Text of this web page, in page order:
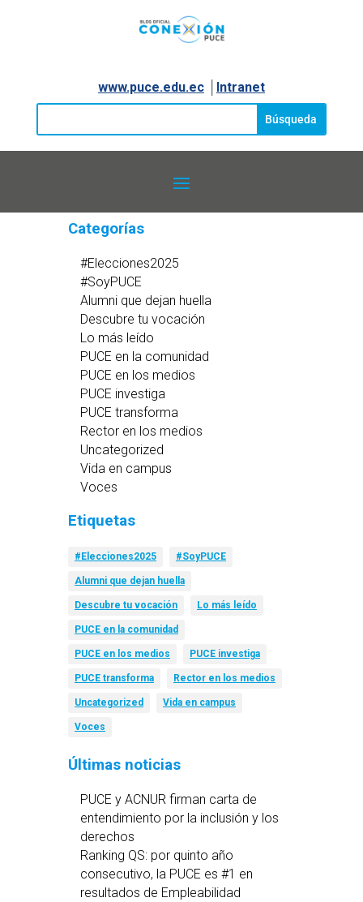
www.puce.edu.ec│ Intranet
Categorías
#Elecciones2025
#SoyPUCE
Alumni que dejan huella
Descubre tu vocación
Lo más leído
PUCE en la comunidad
PUCE en los medios
PUCE investiga
PUCE transforma
Rector en los medios
Uncategorized
Vida en campus
Voces
Etiquetas
#Elecciones2025 #SoyPUCE
Alumni que dejan huella
Descubre tu vocación Lo más leído
PUCE en la comunidad
PUCE en los medios PUCE investiga
PUCE transforma Rector en los medios
Uncategorized Vida en campus
Voces
Últimas noticias
PUCE y ACNUR firman carta de
entendimiento por la inclusión y los
derechos
Ranking QS: por quinto año
consecutivo, la PUCE es #1 en
resultados de Empleabilidad